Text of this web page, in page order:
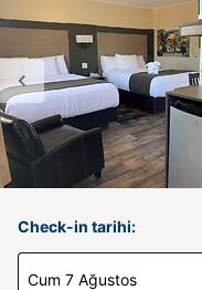
Check-in tarihi:
Cum 7 Ağustos